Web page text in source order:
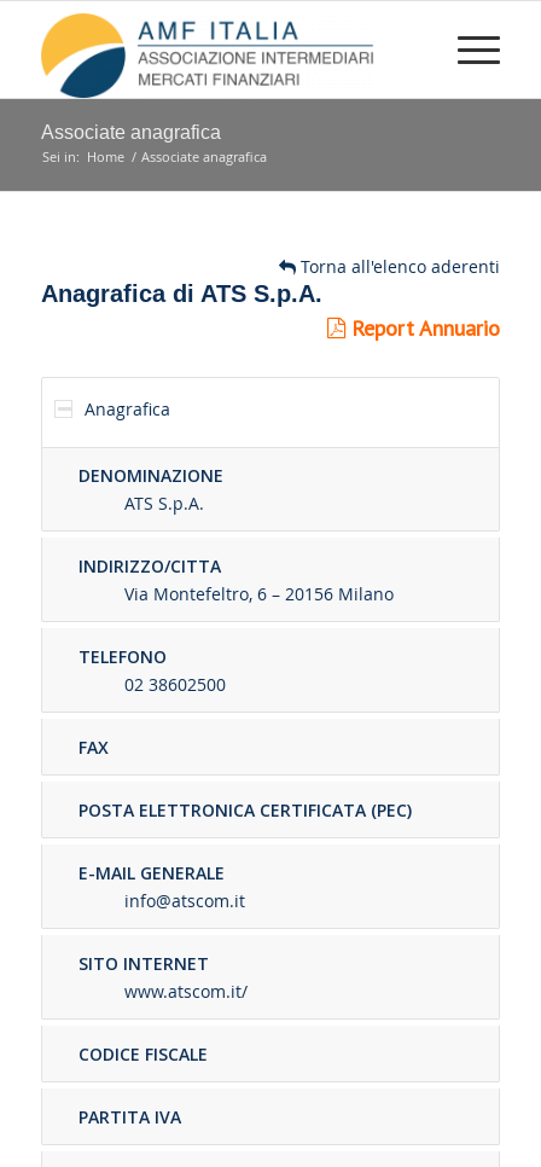
Associate anagrafica
Sei in: Home / Associate anagrafica
Torna all'elenco aderenti
Anagrafica di ATS S.p.A.
Report Annuario
Anagrafica
DENOMINAZIONE
ATS S.p.A.
INDIRIZZO/CITTA
Via Montefeltro, 6 – 20156 Milano
TELEFONO
02 38602500
FAX
POSTA ELETTRONICA CERTIFICATA (PEC)
E-MAIL GENERALE
info@atscom.it
SITO INTERNET
www.atscom.it/
CODICE FISCALE
PARTITA IVA